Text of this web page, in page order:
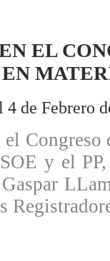
EL
4 de Febrero
Congreso
y el